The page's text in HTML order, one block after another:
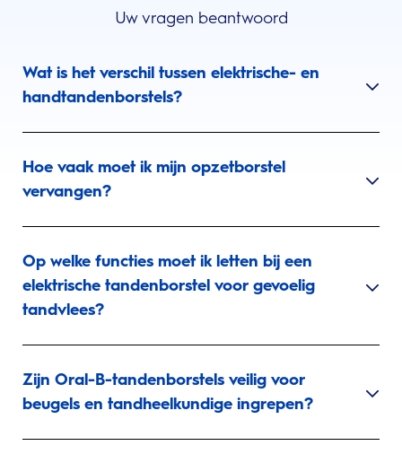
Uw vragen beantwoord
Wat is het verschil tussen elektrische- en
handtandenborstels?
Hoe vaak moet ik mijn opzetborstel
vervangen?
Op welke functies moet ik letten bij een
elektrische tandenborstel voor gevoelig
tandvlees?
Zijn Oral-B-tandenborstels veilig voor
beugels en tandheelkundige ingrepen?